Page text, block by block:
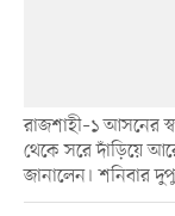
রাজশাহী–১ আসনের
থেকে সরে দাঁড়িয়ে
জানালেন। শনিবার